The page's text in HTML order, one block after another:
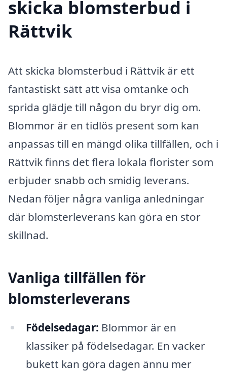
skicka blomsterbud i
Rättvik
Att skicka blomsterbud i Rättvik är ett
fantastiskt sätt att visa omtanke och
sprida glädje till någon du bryr dig om.
Blommor är en tidlös present som kan
anpassas till en mängd olika tillfällen, och i
Rättvik finns det flera lokala florister som
erbjuder snabb och smidig leverans.
Nedan följer några vanliga anledningar
där blomsterleverans kan göra en stor
skillnad.
Vanliga tillfällen för
blomsterleverans
Födelsedagar: Blommor är en
klassiker på födelsedagar. En vacker
bukett kan göra dagen ännu mer